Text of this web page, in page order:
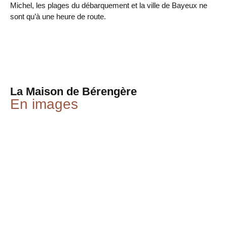
Michel, les plages du débarquement et la ville de Bayeux ne
sont qu’à une heure de route.
La Maison de Bérengère
En images